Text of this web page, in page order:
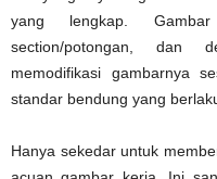
yang lengkap.
section/potongan, dan
memodifikasi gambarnya
standar bendung yang
Hanya sekedar untuk